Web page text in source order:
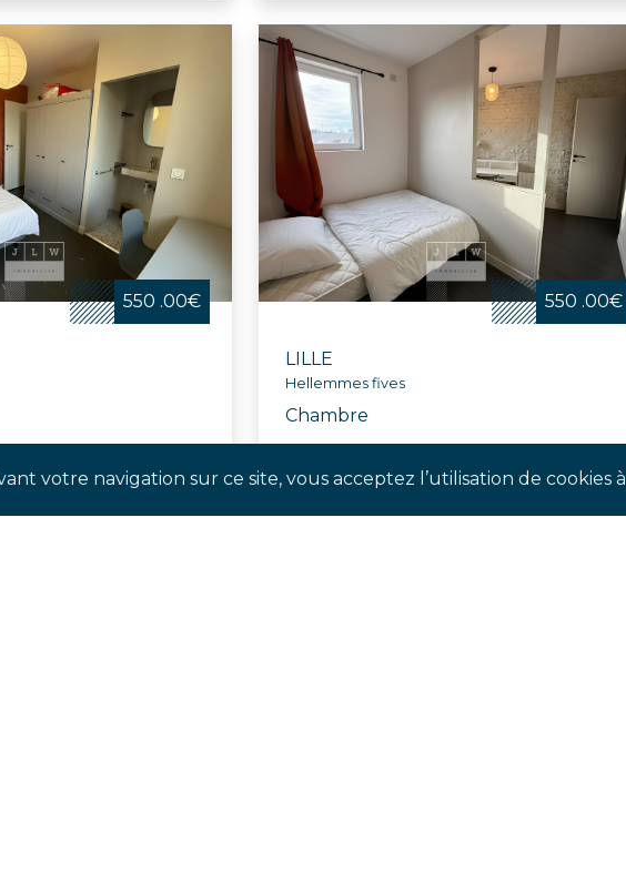
votre navigation sur ce site, vous acceptez l’utilisation de cookies
550 .00€ 550 .00€
LILLE
Hellemmes fives
Chambre